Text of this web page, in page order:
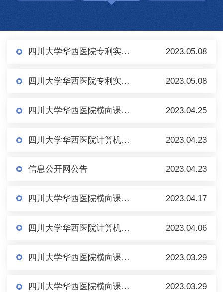
四川大学华西医院专利实施许可公示 2023.05.08
四川大学华西医院专利实施许可公示 2023.05.08
四川大学华西医院横向课题科技合同科研外协项目公示 2023.04.25
四川大学华西医院计算机软件著作权实施许可公示 2023.04.23
信息公开网公告 2023.04.23
四川大学华西医院横向课题科技合同科研外协项目公示 2023.04.17
四川大学华西医院计算机软件著作权转让公示 2023.04.06
四川大学华西医院横向课题科技合同项目公示 2023.03.29
四川大学华西医院横向课题科技合同科研外协项目公示 2023.03.29